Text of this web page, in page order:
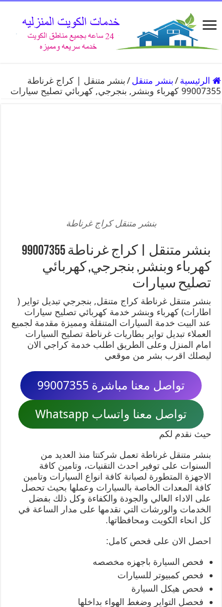
الرئيسية /بنشر متنقل /بنشر متنقل | كراج غرناطة
99007355 كهرباء وبنشر, بنجرجي, كهربائي تصليح سيارات
بنشر متنقل كراج غرناطة
بنشر متنقل | كراج غرناطة 99007355
كهرباء وبنشر, بنجرجي, كهربائي
تصليح سيارات
بنشر متنقل غرناطة كراج متنقل, بنجرجي تبديل تواير (
اطارات) كهرباء وبنشر خدمة كهربائي تصليح سيارات
عند البيت خدمة السيارات المتنقلة ومميزة مقدمة لجميع
العملاء تبديل تواير بطاريات غرناطة تصليح السيارات
امام المنزل وعلى الطريق اطلب خدمة كراجي الان
ليصلك اقرب بشر من موقعي
تواصل معنا مباشرة 99007355
تواصل معنا واتساب Whatsapp
حيث نقدم لكم
بنشر متنقل غرناطة تعمل شركنتا منذ العديد من
السنوات على توفير احدث التقنيات، وتامين كافة
الاجهزة المتطورة لصيانة كافة انواع السيارات وتامين
كافة المعدات الخاصة بالسيارات وعملها بحيث تحصل
على الاداء العالي والجودة والكفاءة وكل ذلك بفضل
الخدمات والورشات التي نقدمها على مدار الساعة في
كل انحاء الكويت ومحافظاتها.
احصل الان على فحص كامل:
فحص السيارة باجهزه مخصصه
فحص كمبيوتر للسيارات
فحص هيكل السيارة
فحصل التواير وضغط الهواء بداخلها